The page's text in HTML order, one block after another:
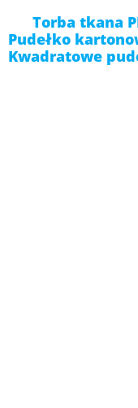
Torba tkana
Pudełko
Kwadratowe